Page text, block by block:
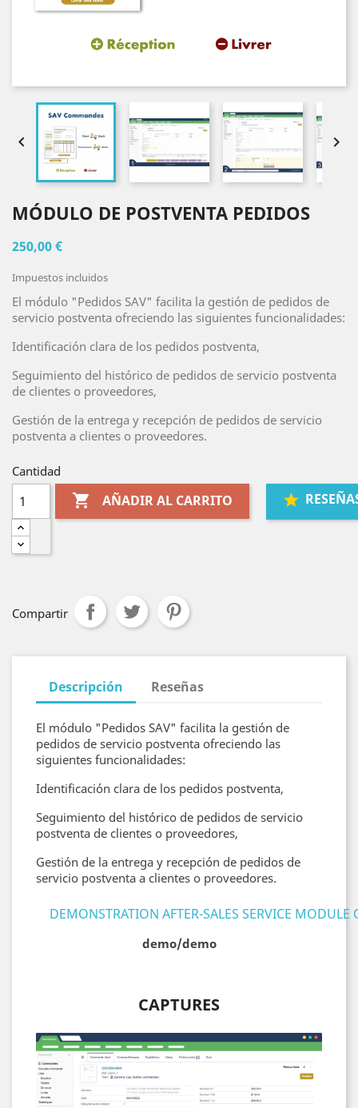
 
MÓDULO DE POSTVENTA PEDIDOS
250,00 €
Impuestos incluidos
El módulo "Pedidos SAV" facilita la gestión de pedidos de
servicio postventa ofreciendo las siguientes funcionalidades:
Identificación clara de los pedidos postventa,
Seguimiento del histórico de pedidos de servicio postventa
de clientes o proveedores,
Gestión de la entrega y recepción de pedidos de servicio
postventa a clientes o proveedores.
Cantidad
 AÑADIR AL CARRITO
Compartir
Descripción Reseñas
El módulo "Pedidos SAV" facilita la gestión de
pedidos de servicio postventa ofreciendo las
siguientes funcionalidades:
Identificación clara de los pedidos postventa,
Seguimiento del histórico de pedidos de servicio
postventa de clientes o proveedores,
Gestión de la entrega y recepción de pedidos de
servicio postventa a clientes o proveedores.
DEMONSTRATION AFTER-SALES SERVICE MODULE
demo/demo
CAPTURES